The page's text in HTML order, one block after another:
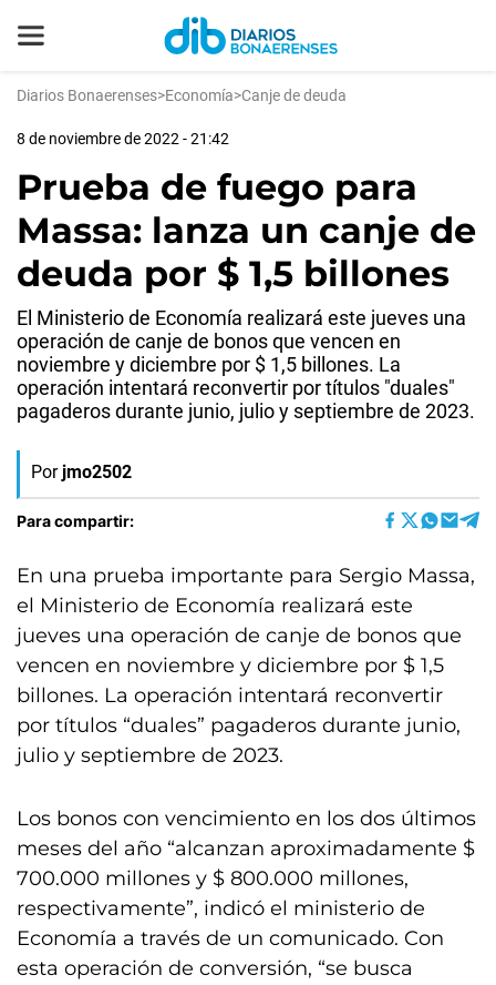
Diarios Bonaerenses>Economía>Canje de deuda
8 de noviembre de 2022 - 21:42
Prueba de fuego para
Massa: lanza un canje de
deuda por $ 1,5 billones
El Ministerio de Economía realizará este jueves una
operación de canje de bonos que vencen en
noviembre y diciembre por $ 1,5 billones. La
operación intentará reconvertir por títulos "duales"
pagaderos durante junio, julio y septiembre de 2023.
Por jmo2502
Para compartir:
En una prueba importante para Sergio Massa,
el Ministerio de Economía realizará este
jueves una operación de canje de bonos que
vencen en noviembre y diciembre por $ 1,5
billones. La operación intentará reconvertir
por títulos “duales” pagaderos durante junio,
julio y septiembre de 2023.
Los bonos con vencimiento en los dos últimos
meses del año “alcanzan aproximadamente $
700.000 millones y $ 800.000 millones,
respectivamente”, indicó el ministerio de
Economía a través de un comunicado. Con
esta operación de conversión, “se busca